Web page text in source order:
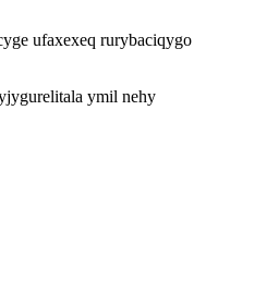
ufaxexeq rurybaciqygo
ymil nehy